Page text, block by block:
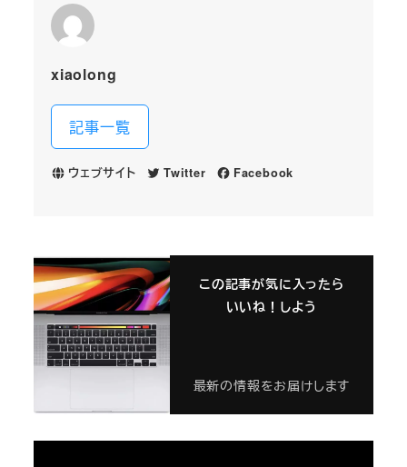
xiaolong
記事一覧
ウェブサイト Twitter Facebook
この記事が気に入ったら
いいね！しよう
最新の情報をお届けします